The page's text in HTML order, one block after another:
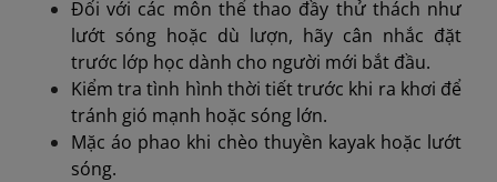
Đối với các môn thể thao đầy thử thách như
lướt sóng hoặc dù lượn, hãy cân nhắc đặt
trước lớp học dành cho người mới bắt đầu.
Kiểm tra tình hình thời tiết trước khi ra khơi để
tránh gió mạnh hoặc sóng lớn.
Mặc áo phao khi chèo thuyền kayak hoặc lướt
sóng.